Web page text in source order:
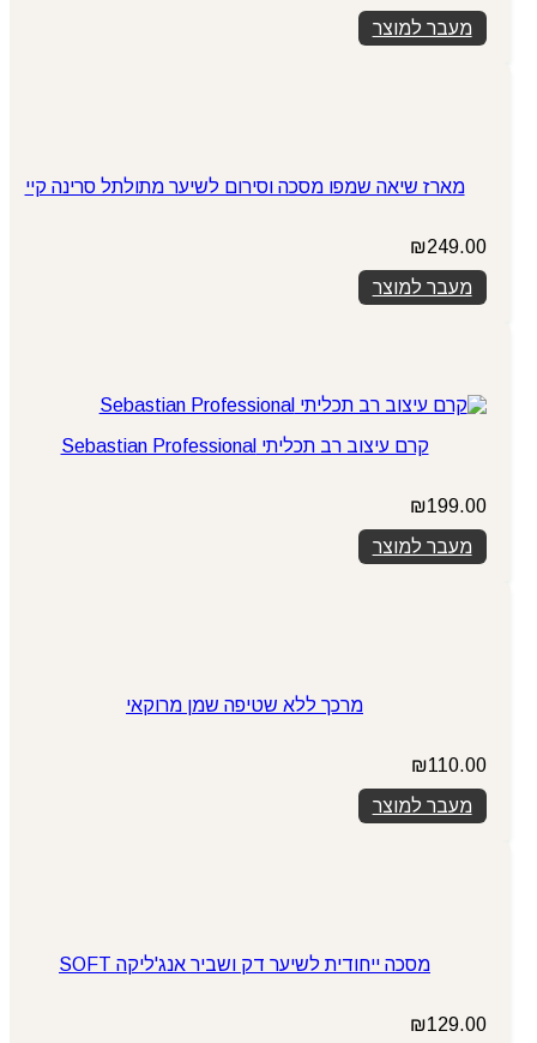
מעבר למוצר
מארז שיאה שמפו מסכה וסירום לשיער מתולתל סרינה קיי
₪249.00
מעבר למוצר
קרם עיצוב רב תכליתי Sebastian Professional
₪199.00
מעבר למוצר
מרכך ללא שטיפה שמן מרוקאי
₪110.00
מעבר למוצר
מסכה ייחודית לשיער דק ושביר אנג'ליקה SOFT
₪129.00